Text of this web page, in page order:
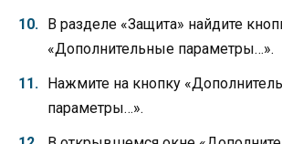
В разделе «Защита» найдите
«Дополнительные параметры…».
Нажмите на кнопку
параметры…».